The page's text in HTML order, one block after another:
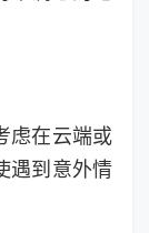
虑在云端或
遇到意外情